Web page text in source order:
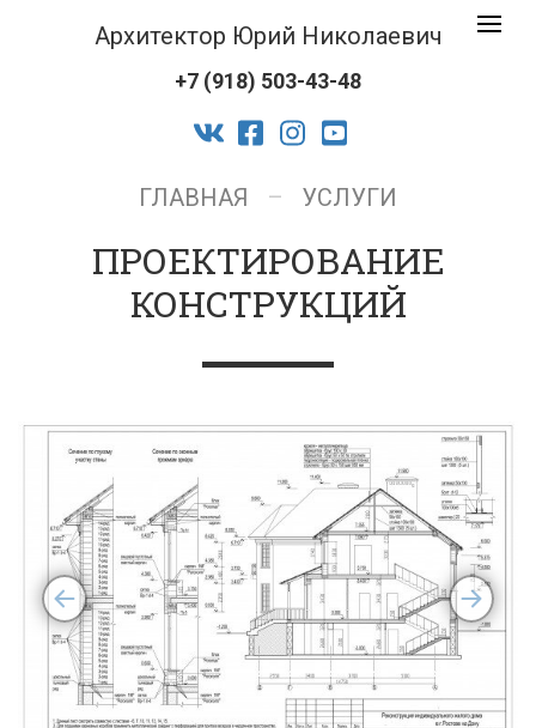
+7 (918) 503-43-48
vk
facebook-instagramyoutube
Toggle
ГЛАВНАЯ УСЛУГИ
ПРОЕКТИРОВАНИЕ
КОНСТРУКЦИЙ